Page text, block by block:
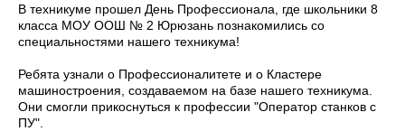
В техникуме прошел День Профессионала, где школьники 8
класса МОУ ООШ № 2 Юрюзань познакомились со
специальностями нашего техникума!
Ребята узнали о Профессионалитете и о Кластере
машиностроения, создаваемом на базе нашего техникума.
Они смогли прикоснуться к профессии "Оператор станков с
ПУ".